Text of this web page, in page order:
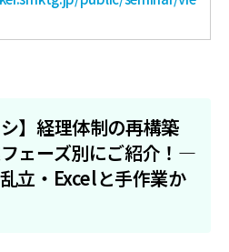
】経理体制の再構築
ェーズ別にご紹介！—
立・Excelと手作業か